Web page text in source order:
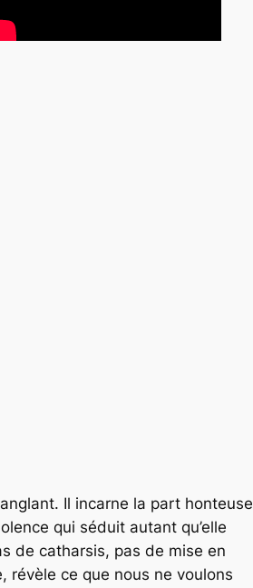
Il incarne la part honteuse
qui séduit autant qu’elle
de catharsis, pas de mise en
révèle ce que nous ne voulons